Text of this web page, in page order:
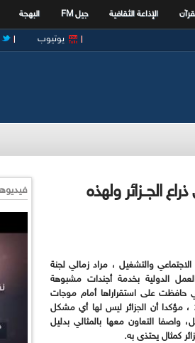
الإذاعة الثقافية جيل FM البهجة
يوتيوب
الجــزائر ولهذه
والتشغيل ، مراد زمالي لجنة
العمل الدولية بخدمة أجندات مشبوهة
حافظت على استقراراها أمام موجات
الخراب العربي منذ 2011 ، مؤكدا أن الجزائر ليس لها أي مشكل
واصفا التعاون معها بالمثالي بدليل
كمثال يحتذى به.